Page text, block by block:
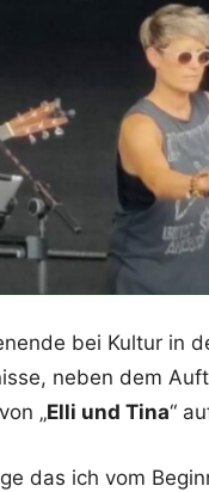
bei Kultur in
neben dem
„Elli und Tina“
das ich vom